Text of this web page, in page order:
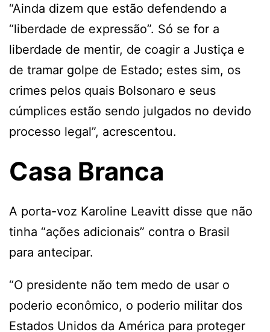
“Ainda dizem que estão defendendo a
“liberdade de expressão”. Só se for a
liberdade de mentir, de coagir a Justiça e
de tramar golpe de Estado; estes sim, os
crimes pelos quais Bolsonaro e seus
cúmplices estão sendo julgados no devido
processo legal”, acrescentou.
Casa Branca
A porta-voz Karoline Leavitt disse que não
tinha “ações adicionais” contra o Brasil
para antecipar.
“O presidente não tem medo de usar o
poderio econômico, o poderio militar dos
Estados Unidos da América para proteger